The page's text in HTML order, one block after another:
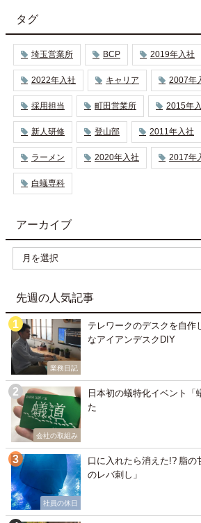
タグ
埼玉営業所 BCP 2019年入社
2022年入社 キャリア 2007年
採用担当 町田営業所 2015年
新人研修 登山部 2011年入社
ラーメン 2020年入社 2017年
白蟻専科
アーカイブ
先週の人気記事
業務日記
テレワークのデスクを自作
なアイアンデスクDIY
会社の取組み
日本初の蟻特化イベント「
た
社員の休日
口に入れたら消えた!? 脂の
のレバ刺し」